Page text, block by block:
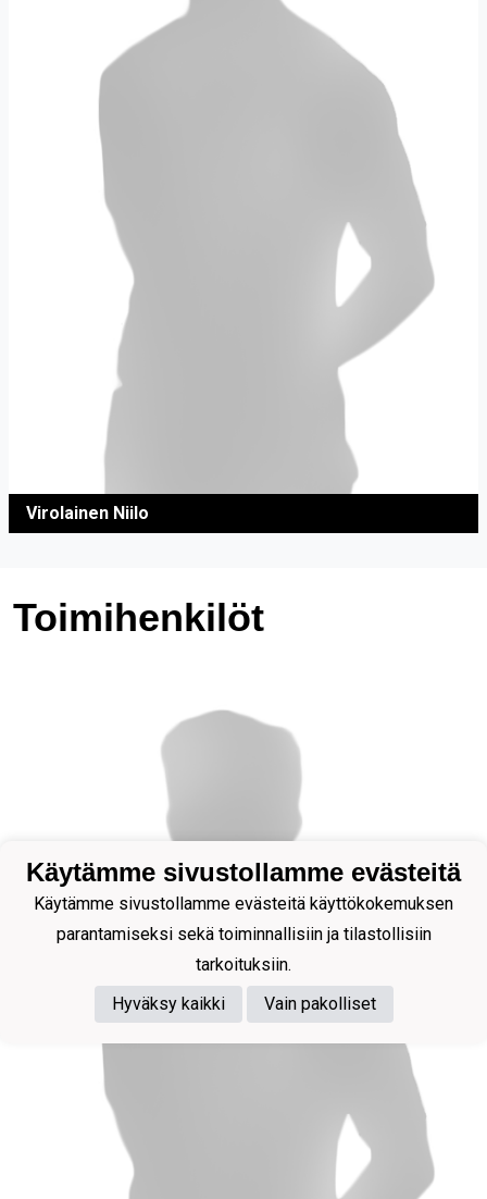
Virolainen Niilo
Toimihenkilöt
Käytämme sivustollamme evästeitä
Käytämme sivustollamme evästeitä käyttökokemuksen
parantamiseksi sekä toiminnallisiin ja tilastollisiin
tarkoituksiin.
Hyväksy kaikki
Vain pakolliset